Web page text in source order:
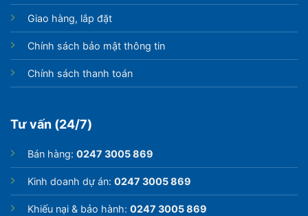
Giao hàng, lắp đặt
Chính sách bảo mật thông tin
Chính sách thanh toán
Tư vấn (24/7)
Bán hàng: 0247 3005 869
Kinh doanh dự án: 0247 3005 869
Khiếu nại & bảo hành: 0247 3005 869